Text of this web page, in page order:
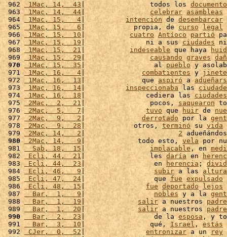
962
1Mac, 14,  43 |                todos los
963
1Mac, 14,  44 | celebrar asambleas
964
1Mac, 15,   4| intención de desembarcar
965
1Mac, 15,   6|            propia, de curso legal
966 1Mac, 15,  10 | cuatro Antíoco partió
967 1Mac, 15,  19|               ni a sus ciudades
968 1Mac, 15,  21| indeseable que haya
969 1Mac, 15,  29 | causando graves
970
1Mac, 15,  35 |                 al pueblo y
971 1Mac, 16,   4 | combatientes y
972
1Mac, 16,  13 |              que aspiró a
973 1Mac, 16,  14 | inspeccionaba las
974
1Mac, 16,  18 |               cediera las ciudades
975 2Mac,  2,  21|                pocos, saquearon
976 2Mac,  5,   7| tuvo que huir de
977 2Mac,  9,   2 | derrotado por la
978
2Mac,  9,  28 |            otros, terminó su vida
979 2Mac, 14,   2 | 2
980
2Mac, 14,   9 |             todo esto, vela por
981
  Sab, 18,  15
| implacable , en
982
Ecli, 44,  21 |                les daría en
983 Ecli, 44,  23 |                 en herencia ;
984 Ecli, 46,   9| subir a las
985 Ecli, 47,  24|                 que fue expulsado
986 Ecli, 48,  15 | fue deportado lejos
987
  Bar,  1,   9
| nobles y a la
988
  Bar,  1,  19
| salir a nuestros
989
  Bar,  1,  20
| salir a nuestros
990
  Bar,  2,  23
|                 de la esposa , y
991
  Bar,  3,  10
|                qué, Israel , estás
992
CJer,  0,  52| entronizar a un rey